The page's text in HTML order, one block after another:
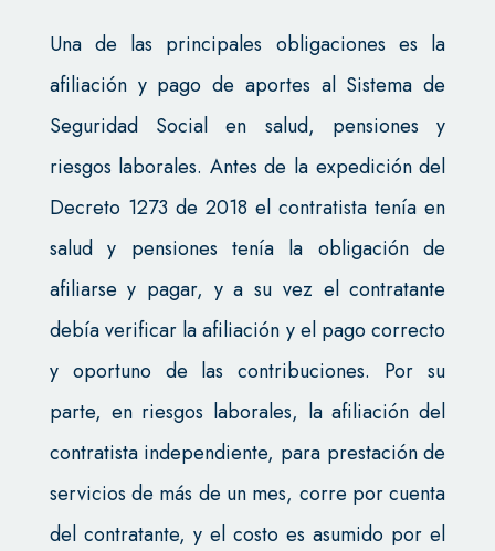
Una de las principales obligaciones es la
afiliación y pago de aportes al Sistema de
Seguridad Social en salud, pensiones y
riesgos laborales. Antes de la expedición del
Decreto 1273 de 2018 el contratista tenía en
salud y pensiones tenía la obligación de
afiliarse y pagar, y a su vez el contratante
debía verificar la afiliación y el pago correcto
y oportuno de las contribuciones. Por su
parte, en riesgos laborales, la afiliación del
contratista independiente, para prestación de
servicios de más de un mes, corre por cuenta
del contratante, y el costo es asumido por el